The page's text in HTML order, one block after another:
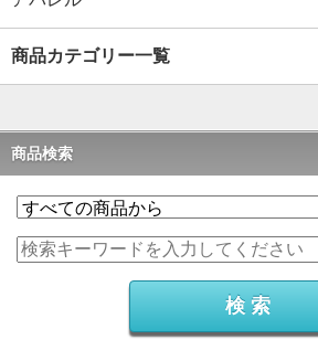
商品カテゴリー一覧
商品検索